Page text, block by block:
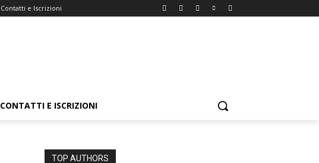
Contatti e Iscrizioni
CONTATTI E ISCRIZIONI
TOP AUTHORS